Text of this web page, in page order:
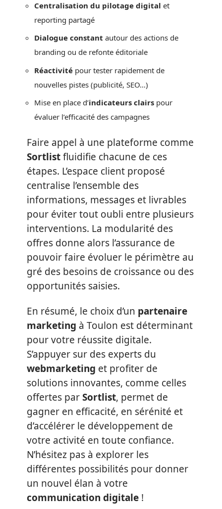
Centralisation du pilotage digital et
reporting partagé
Dialogue constant autour des actions de
branding ou de refonte éditoriale
Réactivité pour tester rapidement de
nouvelles pistes (publicité, SEO…)
Mise en place d’indicateurs clairs pour
évaluer l’efficacité des campagnes
Faire appel à une plateforme comme
Sortlistfluidifie chacune de ces
étapes. L’espace client proposé
centralise l’ensemble des
informations, messages et livrables
pour éviter tout oubli entre plusieurs
interventions. La modularité des
offres donne alors l’assurance de
pouvoir faire évoluer le périmètre au
gré des besoins de croissance ou des
opportunités saisies.
En résumé, le choix d’un partenaire
marketing à Toulon est déterminant
pour votre réussite digitale.
S’appuyer sur des experts du
webmarketing et profiter de
solutions innovantes, comme celles
offertes parSortlist, permet de
gagner en efficacité, en sérénité et
d’accélérer le développement de
votre activité en toute confiance.
N’hésitez pas à explorer les
différentes possibilités pour donner
un nouvel élan à votre
communication digitale !